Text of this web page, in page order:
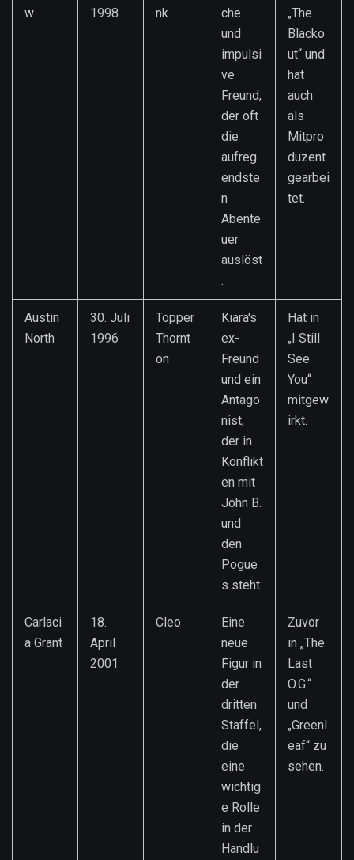
w
1998
nk
che
und
impulsi
ve
Freund,
der oft
die
aufreg
endste
n
Abente
uer
auslöst
.
„The
Blacko
ut“ und
hat
auch
als
Mitpro
duzent
gearbei
tet.
Austin
North
30. Juli
1996
Topper
Thornt
on
Kiara's
ex-
Freund
und ein
Antago
nist,
der in
Konflikt
en mit
John B.
und
den
Pogue
s steht.
Hat in
„I Still
See
You“
mitgew
irkt.
Carlaci
a Grant
18.
April
2001
Cleo
Eine
neue
Figur in
der
dritten
Staffel,
die
eine
wichtig
e Rolle
in der
Handlu
Zuvor
in „The
Last
O.G.“
und
„Greenl
eaf“ zu
sehen.